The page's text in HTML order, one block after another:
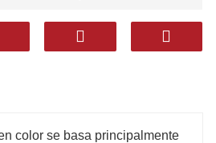
industrias.
color se basa principalmente